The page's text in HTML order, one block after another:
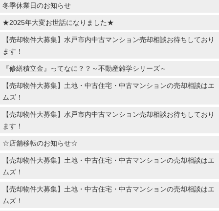
冬季休業日のお知らせ
★2025年大変お世話になりました★
【売却物件大募集】水戸市内中古マンション売却相談お待ちしており
ます！
『修繕積立金』ってなに？？～不動産雑学シリーズ～
【売却物件大募集】土地・中古住宅・中古マンションの売却相談はエ
ムズ！
【売却物件大募集】水戸市内中古マンション売却相談お待ちしており
ます！
☆店舗移転のお知らせ☆
【売却物件大募集】土地・中古住宅・中古マンションの売却相談はエ
ムズ！
【売却物件大募集】土地・中古住宅・中古マンションの売却相談はエ
ムズ！